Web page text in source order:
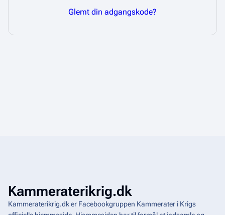
Glemt din adgangskode?
Kammeraterikrig.dk
Kammeraterikrig.dk er Facebookgruppen Kammerater i Krigs